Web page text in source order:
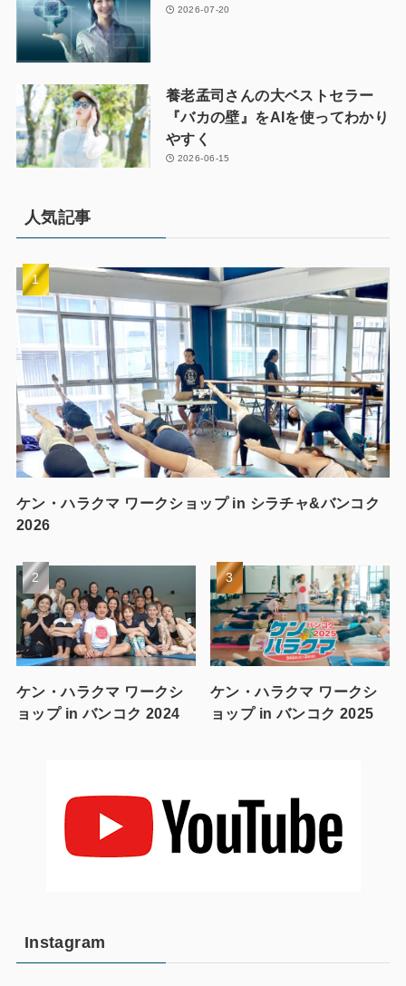
2026-07-20
養老孟司さんの大ベストセラー
『バカの壁』をAIを使ってわかり
やすく
2026-06-15
人気記事
ケン・ハラクマ ワークショップ in シラチャ&バンコク
2026
ケン・ハラクマ ワークシ
ョップ in バンコク 2024
ケン・ハラクマ ワークシ
ョップ in バンコク 2025
Instagram